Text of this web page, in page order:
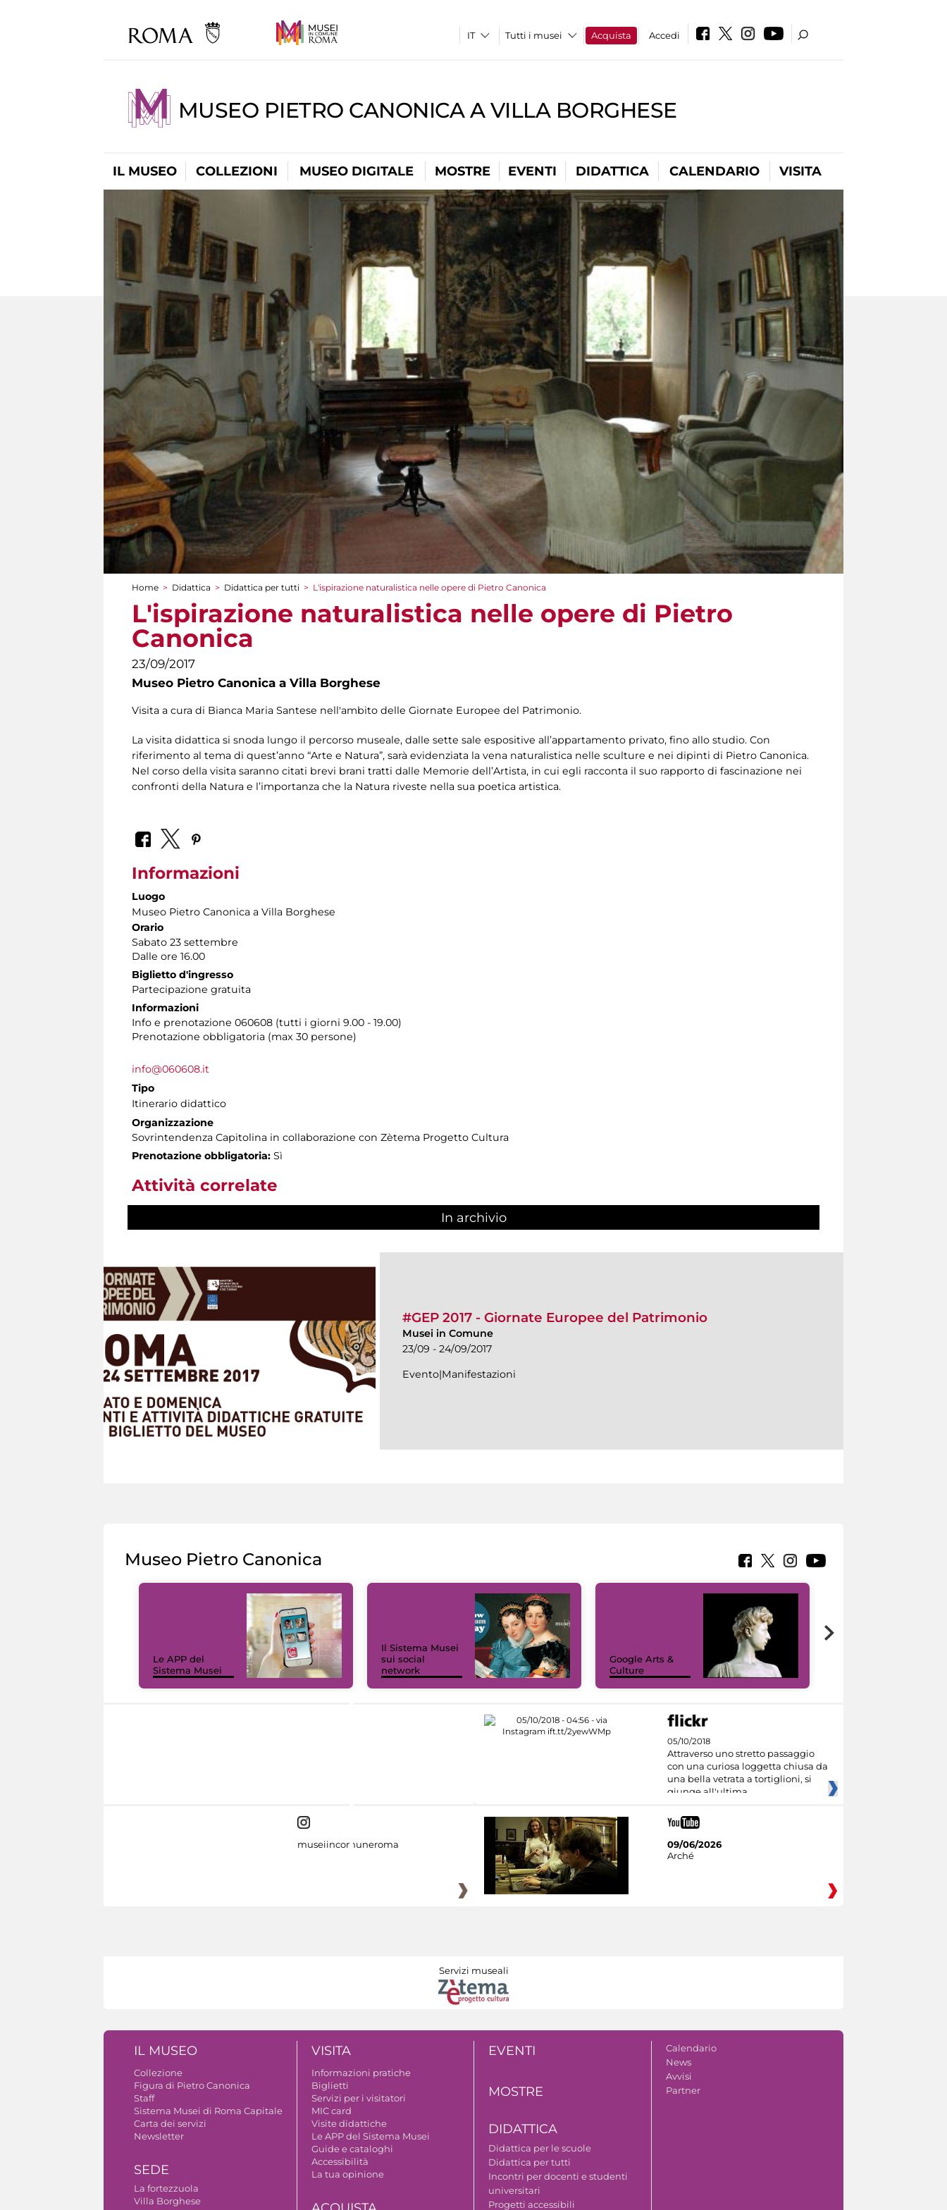
Tutti i musei Acquista Accedi
MUSEO PIETRO CANONICA A VILLA BORGHESE
IL MUSEO COLLEZIONI MUSEO DIGITALE MOSTRE EVENTI DIDATTICA CALENDARIO VISITA
Tu sei qui
Home > Didattica > Didattica per tutti > L'ispirazione naturalistica nelle opere di Pietro Canonica
L'ispirazione naturalistica nelle opere di Pietro
Canonica
23/09/2017
Museo Pietro Canonica a Villa Borghese
Visita a cura di Bianca Maria Santese nell'ambito delle Giornate Europee del Patrimonio.
La visita didattica si snoda lungo il percorso museale, dalle sette sale espositive all’appartamento privato, fino allo studio. Con
riferimento al tema di quest’anno “Arte e Natura”, sarà evidenziata la vena naturalistica nelle sculture e nei dipinti di Pietro Canonica.
Nel corso della visita saranno citati brevi brani tratti dalle Memorie dell’Artista, in cui egli racconta il suo rapporto di fascinazione nei
confronti della Natura e l’importanza che la Natura riveste nella sua poetica artistica.
Informazioni
Luogo
Museo Pietro Canonica a Villa Borghese
Orario
Sabato 23 settembre
Dalle ore 16.00
Biglietto d'ingresso
Partecipazione gratuita
Informazioni
Info e prenotazione 060608 (tutti i giorni 9.00 - 19.00)
Prenotazione obbligatoria (max 30 persone)
info@060608.it
Tipo
Itinerario didattico
Organizzazione
Sovrintendenza Capitolina in collaborazione con Zètema Progetto Cultura
Prenotazione obbligatoria: Sì
Attività correlate
In archivio
#GEP 2017 - Giornate Europee del Patrimonio
Musei in Comune
23/09 - 24/09/2017
Evento|Manifestazioni
Museo Pietro Canonica
Le APP del
Sistema Musei
Il Sistema Musei
sui social
network
Google Arts &
Culture
05/10/2018
Attraverso uno stretto passaggio
con una curiosa loggetta chiusa da
una bella vetrata a tortiglioni, si
giunge all'ultima
museiincomuneroma
09/06/2026
Arché
Servizi museali
IL MUSEO
Collezione
Figura di Pietro Canonica
Staff
Sistema Musei di Roma Capitale
Carta dei servizi
Newsletter
SEDE
La fortezzuola
Villa Borghese
VISITA
Informazioni pratiche
Biglietti
Servizi per i visitatori
MIC card
Visite didattiche
Le APP del Sistema Musei
Guide e cataloghi
Accessibilità
La tua opinione
EVENTI
MOSTRE
DIDATTICA
Didattica per le scuole
Didattica per tutti
Incontri per docenti e studenti
universitari
Progetti accessibili
Calendario
News
Avvisi
Partner